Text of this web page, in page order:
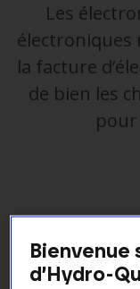
Les
électroniques
la facture
de bien les
Bonnes
Bienvenue
d’Hydro-